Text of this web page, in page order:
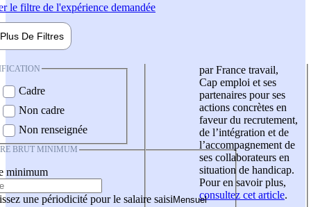
le filtre de l'expérience demandée
Plus De Filtres
Cadre
Non cadre
Non renseignée
BRUT MINIMUM
minimum
une périodicité pour le salaire saisi
par France travail,
Cap emploi et ses
partenaires pour ses
actions concrètes en
faveur du recrutement,
de l’intégration et de
l’accompagnement de
ses collaborateurs en
situation de handicap.
Pour en savoir plus,
consultez cet article.